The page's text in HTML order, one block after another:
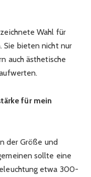
Wahl für
Sie bieten nicht nur
auch ästhetische
für mein
der Größe und
sollte eine
etwa 300-